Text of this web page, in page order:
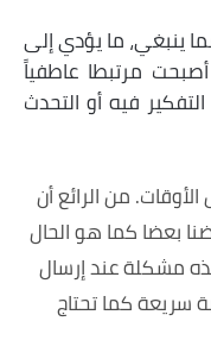
ينبغي، ما يؤدي إلى
مرتبطا عاطفياً
فيه أو التحدث
من الرائع أن
بعضا كما هو الحال
مشكلة عند إرسال
سريعة كما تحتاج